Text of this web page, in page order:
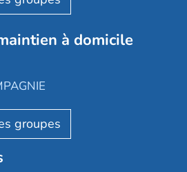
à domicile